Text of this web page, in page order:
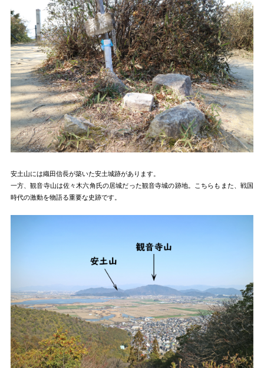
安土山には織田信長が築いた安土城跡があります。
一方、観音寺山は佐々木六角氏の居城だった観音寺城の跡地。こちらもまた、戦国
時代の激動を物語る重要な史跡です。